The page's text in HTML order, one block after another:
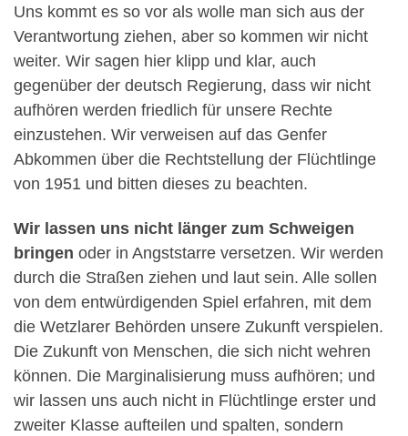
Uns kommt es so vor als wolle man sich aus der
Verantwortung ziehen, aber so kommen wir nicht
weiter. Wir sagen hier klipp und klar, auch
gegenüber der deutsch Regierung, dass wir nicht
aufhören werden friedlich für unsere Rechte
einzustehen. Wir verweisen auf das Genfer
Abkommen über die Rechtstellung der Flüchtlinge
von 1951 und bitten dieses zu beachten.
Wir lassen uns nicht länger zum Schweigen
bringen oder in Angststarre versetzen. Wir werden
durch die Straßen ziehen und laut sein. Alle sollen
von dem entwürdigenden Spiel erfahren, mit dem
die Wetzlarer Behörden unsere Zukunft verspielen.
Die Zukunft von Menschen, die sich nicht wehren
können. Die Marginalisierung muss aufhören; und
wir lassen uns auch nicht in Flüchtlinge erster und
zweiter Klasse aufteilen und spalten, sondern